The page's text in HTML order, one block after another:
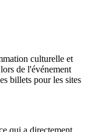
culturelle et
de l'événement
billets pour les sites
qui a directement